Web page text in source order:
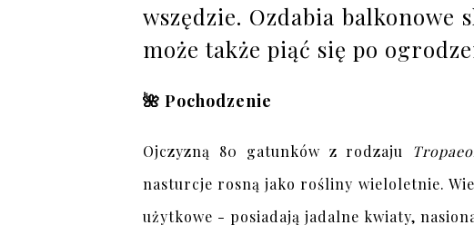
wszędzie. Ozdabia
może także piąć się po
🌺 Pochodzenie
Ojczyzną 80 gatunków z rodzaju
nasturcje rosną jako rośliny wieloletnie.
użytkowe - posiadają jadalne kwiaty,